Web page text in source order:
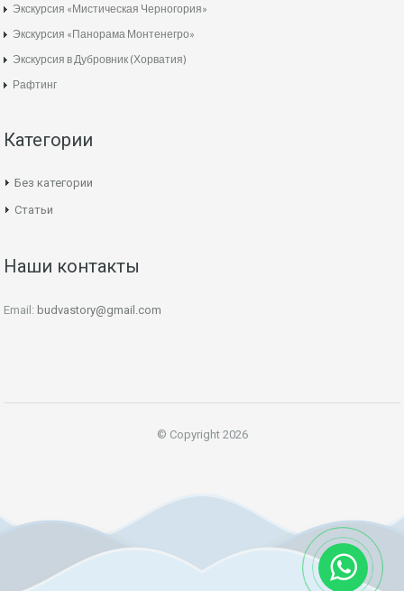
Экскурсия «Мистическая Черногория»
Экскурсия «Панорама Монтенегро»
Экскурсия в Дубровник (Хорватия)
Рафтинг
Категории
Без категории
Статьи
Наши контакты
Email: budvastory@gmail.com
© Copyright 2026